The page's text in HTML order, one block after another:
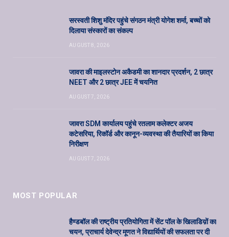
सरस्वती शिशु मंदिर पहुंचे संगठन मंत्री योगेश शर्मा, बच्चों को
दिलाया संस्कारों का संकल्प
AUGUST 8, 2026
जावरा की माइलस्टोन अकैडमी का शानदार प्रदर्शन, 2 छात्र
NEET और 2 छात्र JEE में चयनित
AUGUST 7, 2026
जावरा SDM कार्यालय पहुंचे रतलाम कलेक्टर अजय
कटेसरिया, रिकॉर्ड और कानून-व्यवस्था की तैयारियों का किया
निरीक्षण
AUGUST 7, 2026
MOST POPULAR
हैण्डबॉल की राष्ट्रीय प्रतियोगिता में सेंट पॉल के खिलाडिय़ों का
चयन, प्राचार्य देवेन्द्र मूणत ने विद्यार्थियों की सफलता पर दी